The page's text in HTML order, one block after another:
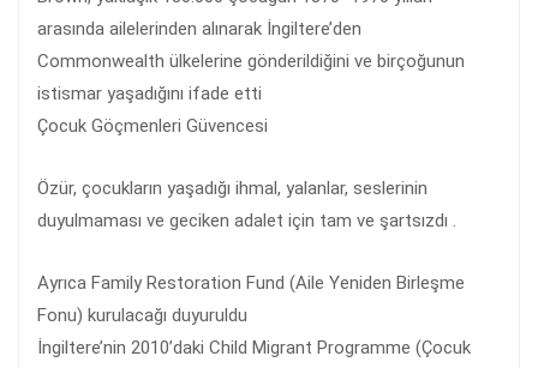
arasında ailelerinden alınarak İngiltere’den
Commonwealth ülkelerine gönderildiğini ve birçoğunun
istismar yaşadığını ifade etti
Çocuk Göçmenleri Güvencesi
Özür, çocukların yaşadığı ihmal, yalanlar, seslerinin
duyulmaması ve geciken adalet için tam ve şartsızdı .
Ayrıca Family Restoration Fund (Aile Yeniden Birleşme
Fonu) kurulacağı duyuruldu
İngiltere’nin 2010’daki Child Migrant Programme (Çocuk